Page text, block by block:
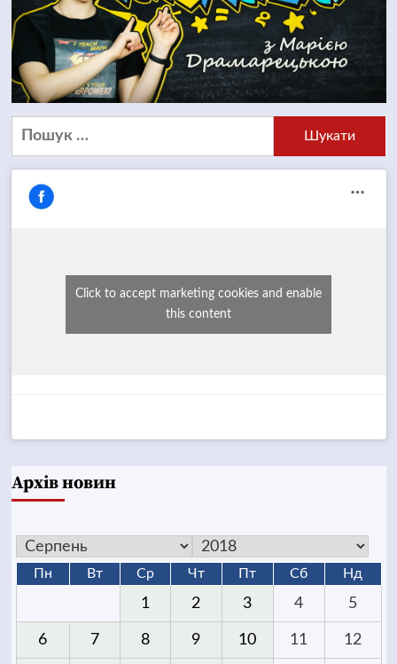
Пошук:
Click to accept marketing cookies and enable
this content
Архів новин
Пн Вт Ср Чт Пт Сб Нд
1 2 3 4 5
6 7 8 9 10 11 12